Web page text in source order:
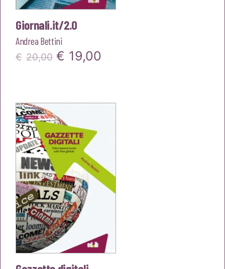
Giornali.it/2.0
Andrea Bettini
€ 20,00 Il
era:
€20,00.
€ 19,00